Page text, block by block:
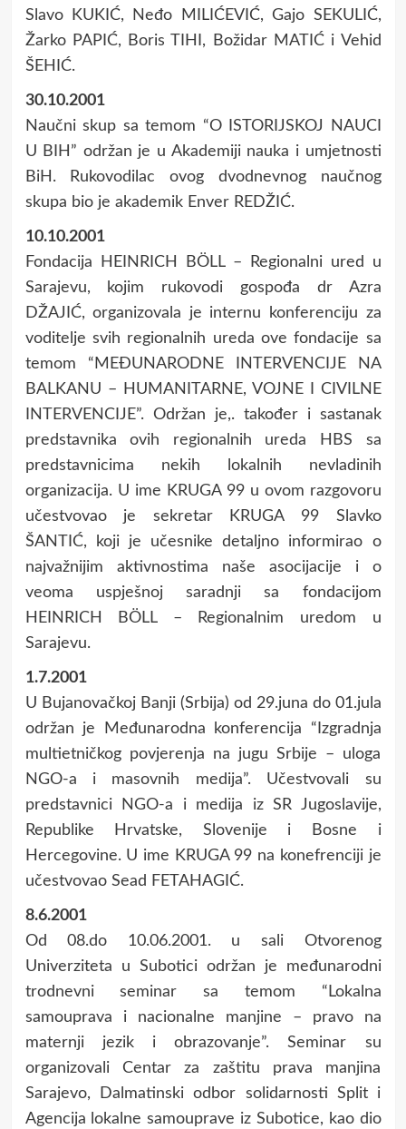
Slavo KUKIĆ, Neđo MILIĆEVIĆ, Gajo SEKULIĆ,
Žarko PAPIĆ, Boris TIHI, Božidar MATIĆ i Vehid
ŠEHIĆ.
30.10.2001
Naučni skup sa temom “O ISTORIJSKOJ NAUCI
U BIH” održan je u Akademiji nauka i umjetnosti
BiH. Rukovodilac ovog dvodnevnog naučnog
skupa bio je akademik Enver REDŽIĆ.
10.10.2001
Fondacija HEINRICH BÖLL – Regionalni ured u
Sarajevu, kojim rukovodi gospođa dr Azra
DŽAJIĆ, organizovala je internu konferenciju za
voditelje svih regionalnih ureda ove fondacije sa
temom “MEĐUNARODNE INTERVENCIJE NA
BALKANU – HUMANITARNE, VOJNE I CIVILNE
INTERVENCIJE”. Održan je,. također i sastanak
predstavnika ovih regionalnih ureda HBS sa
predstavnicima nekih lokalnih nevladinih
organizacija. U ime KRUGA 99 u ovom razgovoru
učestvovao je sekretar KRUGA 99 Slavko
ŠANTIĆ, koji je učesnike detaljno informirao o
najvažnijim aktivnostima naše asocijacije i o
veoma uspješnoj saradnji sa fondacijom
HEINRICH BÖLL – Regionalnim uredom u
Sarajevu.
1.7.2001
U Bujanovačkoj Banji (Srbija) od 29.juna do 01.jula
održan je Međunarodna konferencija “Izgradnja
multietničkog povjerenja na jugu Srbije – uloga
NGO-a i masovnih medija”. Učestvovali su
predstavnici NGO-a i medija iz SR Jugoslavije,
Republike Hrvatske, Slovenije i Bosne i
Hercegovine. U ime KRUGA 99 na konefrenciji je
učestvovao Sead FETAHAGIĆ.
8.6.2001
Od 08.do 10.06.2001. u sali Otvorenog
Univerziteta u Subotici održan je međunarodni
trodnevni seminar sa temom “Lokalna
samouprava i nacionalne manjine – pravo na
maternji jezik i obrazovanje”. Seminar su
organizovali Centar za zaštitu prava manjina
Sarajevo, Dalmatinski odbor solidarnosti Split i
Agencija lokalne samouprave iz Subotice, kao dio